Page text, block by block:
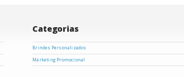
Categorias
Brindes Personalizados
Marketing Promocional